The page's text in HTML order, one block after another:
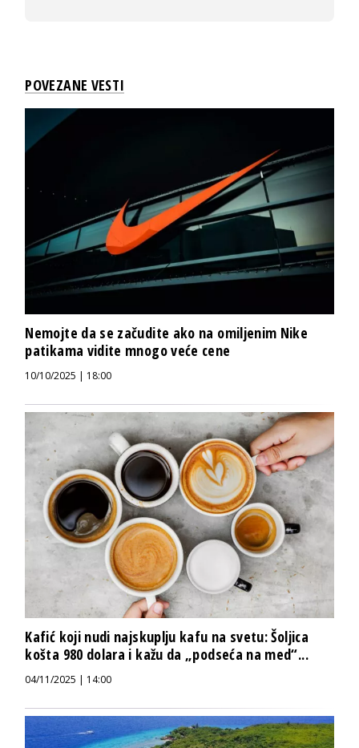
POVEZANE VESTI
Nemojte da se začudite ako na omiljenim Nike
patikama vidite mnogo veće cene
10/10/2025 | 18:00
Kafić koji nudi najskuplju kafu na svetu: Šoljica
košta 980 dolara i kažu da „podseća na med“...
04/11/2025 | 14:00